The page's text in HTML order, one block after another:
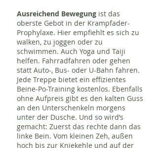
Ausreichend Bewegung ist das
oberste Gebot in der Krampfader-
Prophylaxe. Hier empfiehlt es sich zu
walken, zu joggen oder zu
schwimmen. Auch Yoga und Taiji
helfen. Fahrradfahren oder gehen
statt Auto-, Bus- oder U-Bahn fahren.
Jede Treppe bietet ein effizientes
Beine-Po-Training kostenlos. Ebenfalls
ohne Aufpreis gibt es den kalten Guss
an den Unterschenkeln morgens
unter der Dusche. Und so wird’s
gemacht: Zuerst das rechte dann das
linke Bein. Vom kleinen Zeh, außen
hoch bis zur Kniekehle und auf der